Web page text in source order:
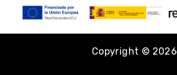
Copyright © 2026